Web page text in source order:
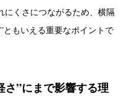
にくさにつながるため、横隔
ともいえる重要なポイントで
”にまで影響する理